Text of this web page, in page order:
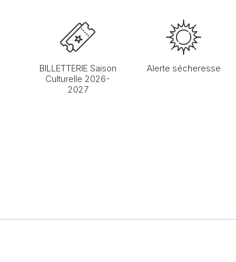
BILLETTERIE Saison
Culturelle 2026-
2027
Alerte sécheresse